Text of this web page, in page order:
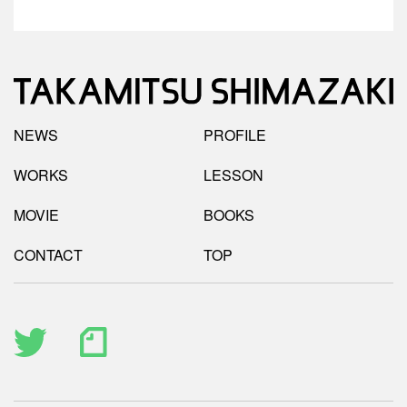
NEWS
PROFILE
WORKS
LESSON
MOVIE
BOOKS
CONTACT
TOP